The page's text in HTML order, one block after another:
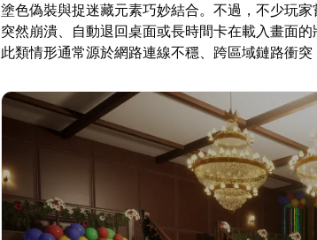
塗色偽裝與捉迷藏元素巧妙結合。不過，不少玩
突然崩潰、自動退回桌面或長時間卡在載入畫面
此類情形通常源於網路連線不穩、跨區域鏈路衝突